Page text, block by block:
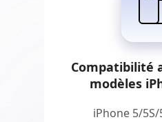
Compatibilité
modèles
iPhone 5/